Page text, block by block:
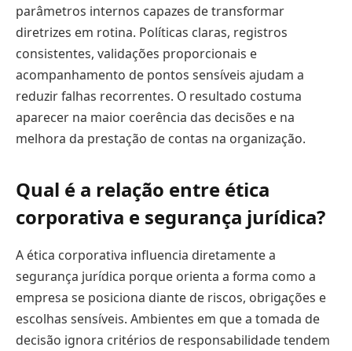
parâmetros internos capazes de transformar
diretrizes em rotina. Políticas claras, registros
consistentes, validações proporcionais e
acompanhamento de pontos sensíveis ajudam a
reduzir falhas recorrentes. O resultado costuma
aparecer na maior coerência das decisões e na
melhora da prestação de contas na organização.
Qual é a relação entre ética
corporativa e segurança jurídica?
A ética corporativa influencia diretamente a
segurança jurídica porque orienta a forma como a
empresa se posiciona diante de riscos, obrigações e
escolhas sensíveis. Ambientes em que a tomada de
decisão ignora critérios de responsabilidade tendem